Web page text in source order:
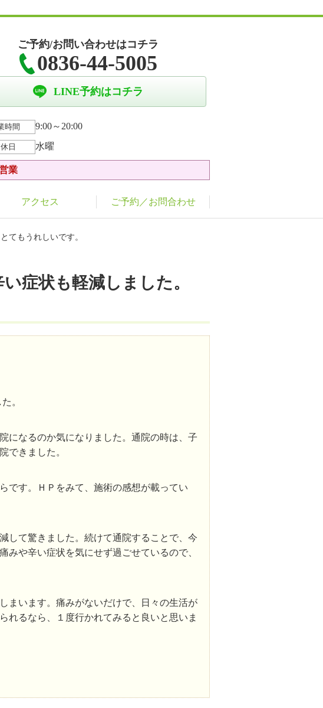
ご予約/お問い合わせはコチラ
0836-44-5005
LINE予約はコチラ
時間 9:00～20:00
日 水曜
業
アクセス ご予約／お問合わせ
てもうれしいです。
症状も軽減しました。
。
になるのか気になりました。通院の時は、子
できました。
です。ＨＰをみて、施術の感想が載ってい
して驚きました。続けて通院することで、今
みや辛い症状を気にせず過ごせているので、
まいます。痛みがないだけで、日々の生活が
れるなら、１度行かれてみると良いと思いま